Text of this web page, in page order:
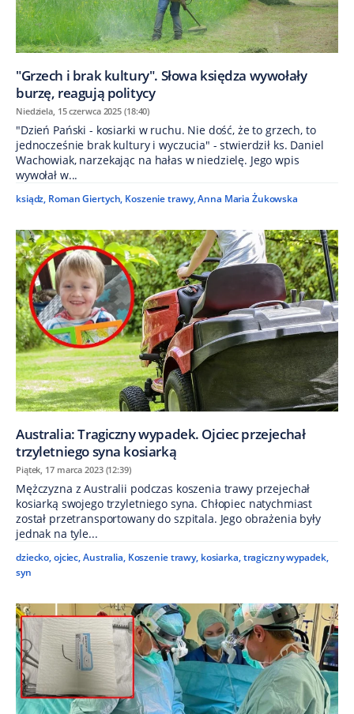
"Grzech i brak kultury". Słowa księdza wywołały
burzę, reagują politycy
Niedziela, 15 czerwca 2025 (18:40)
"Dzień Pański - kosiarki w ruchu. Nie dość, że to grzech, to
jednocześnie brak kultury i wyczucia" - stwierdził ks. Daniel
Wachowiak, narzekając na hałas w niedzielę. Jego wpis
wywołał w...
ksiądz, Roman Giertych, Koszenie trawy,Anna Maria Żukowska
Australia: Tragiczny wypadek. Ojciec przejechał
trzyletniego syna kosiarką
Piątek, 17 marca 2023 (12:39)
Mężczyzna z Australii podczas koszenia trawy przejechał
kosiarką swojego trzyletniego syna. Chłopiec natychmiast
został przetransportowany do szpitala. Jego obrażenia były
jednak na tyle...
dziecko,ojciec,Australia, Koszenie trawy, kosiarka,tragiczny wypadek,
syn